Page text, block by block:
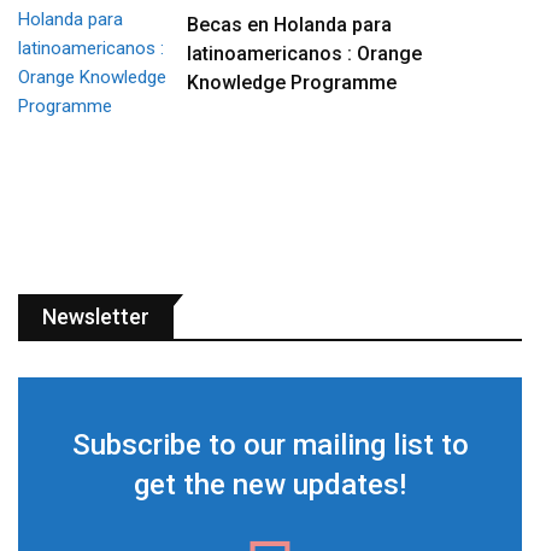
Becas en Holanda para
latinoamericanos : Orange
Knowledge Programme
Newsletter
Subscribe to our mailing list to
get the new updates!